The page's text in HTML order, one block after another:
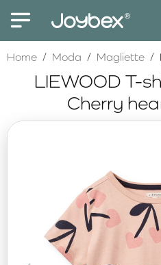
LIEWOOD T-
Cherry
HomehomeModa Magliette